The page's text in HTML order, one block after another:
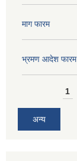
माग फारम
भ्रमण आदेश फारम
Pages1
अन्य